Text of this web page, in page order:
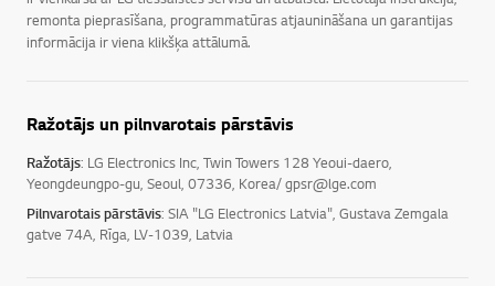
remonta pieprasīšana, programmatūras atjaunināšana un garantijas
informācija ir viena klikšķa attālumā.
Ražotājs un pilnvarotais pārstāvis
Ražotājs: LG Electronics Inc, Twin Towers 128 Yeoui-daero,
Yeongdeungpo-gu, Seoul, 07336, Korea/ gpsr@lge.com
Pilnvarotais pārstāvis: SIA "LG Electronics Latvia", Gustava Zemgala
gatve 74A, Rīga, LV-1039, Latvia